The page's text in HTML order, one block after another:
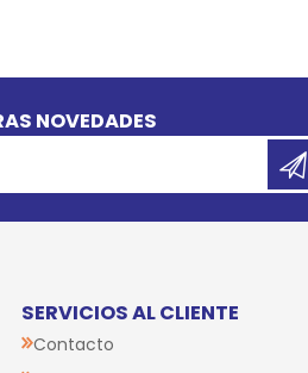
NOVEDADES
SERVICIOS AL CLIENTE
Contacto